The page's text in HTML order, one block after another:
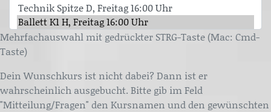
Mehrfachauswahl mit gedrückter STRG-Taste (Mac: Cmd-
Taste)
Dein Wunschkurs ist nicht dabei? Dann ist er
wahrscheinlich ausgebucht. Bitte gib im Feld
"Mitteilung/Fragen" den Kursnamen und den gewünschten